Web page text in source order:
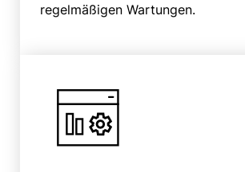
regelmäßigen Wartungen.